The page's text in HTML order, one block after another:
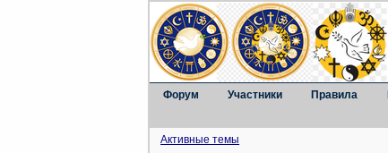
Форум Участники Правила
Активные темы